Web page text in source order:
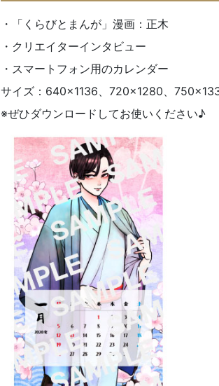
・「くらびとまんが」漫画：正木
・クリエイターインタビュー
・スマートフォン用のカレンダー
サイズ：640×1136、720×1280、
※ぜひダウンロードしてお使いください♪